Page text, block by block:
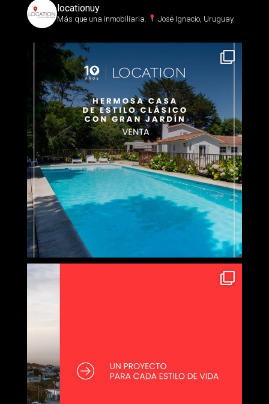
locationuy
Más que una inmobiliaria.⁣ José Ignacio, Uruguay.